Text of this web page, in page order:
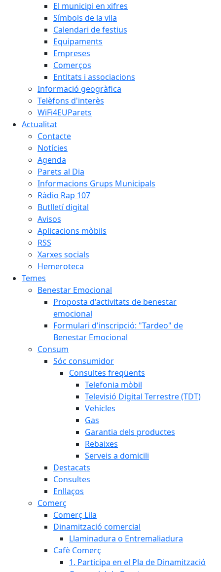
El municipi en xifres
Símbols de la vila
Calendari de festius
Equipaments
Empreses
Comerços
Entitats i associacions
Informació geogràfica
Telèfons d'interès
WiFi4EUParets
Actualitat
Contacte
Notícies
Agenda
Parets al Dia
Informacions Grups Municipals
Ràdio Rap 107
Butlletí digital
Avisos
Aplicacions mòbils
RSS
Xarxes socials
Hemeroteca
Temes
Benestar Emocional
Proposta d'activitats de benestar
emocional
Formulari d'inscripció: "Tardeo" de
Benestar Emocional
Consum
Sóc consumidor
Consultes freqüents
Telefonia mòbil
Televisió Digital Terrestre (TDT)
Vehicles
Gas
Garantia dels productes
Rebaixes
Serveis a domicili
Destacats
Consultes
Enllaços
Comerç
Comerç Lila
Dinamització comercial
Llaminadura o Entremaliadura
Cafè Comerç
1. Participa en el Pla de Dinamització